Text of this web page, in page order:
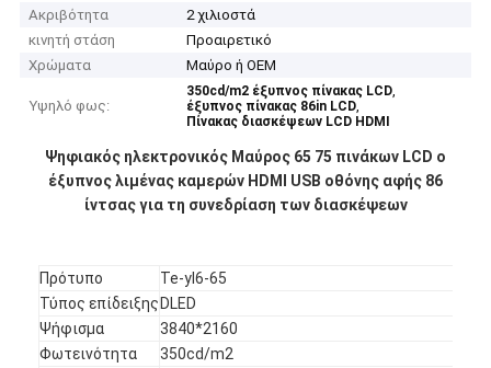
Ακριβότητα
2 χιλιοστά
κινητή στάση
Προαιρετικό
Χρώματα
Μαύρο ή OEM
Υψηλό φως:
350cd/m2 έξυπνος πίνακας LCD,
έξυπνος πίνακας 86in LCD,
Πίνακας διασκέψεων LCD HDMI
Ψηφιακός ηλεκτρονικός Μαύρος 65 75 πινάκων LCD ο
έξυπνος λιμένας καμερών HDMI USB οθόνης αφής 86
ίντσας για τη συνεδρίαση των διασκέψεων
Πρότυπο
Te-yl6-65
Τύπος επίδειξης DLED
Ψήφισμα
3840*2160
Φωτεινότητα
350cd/m2